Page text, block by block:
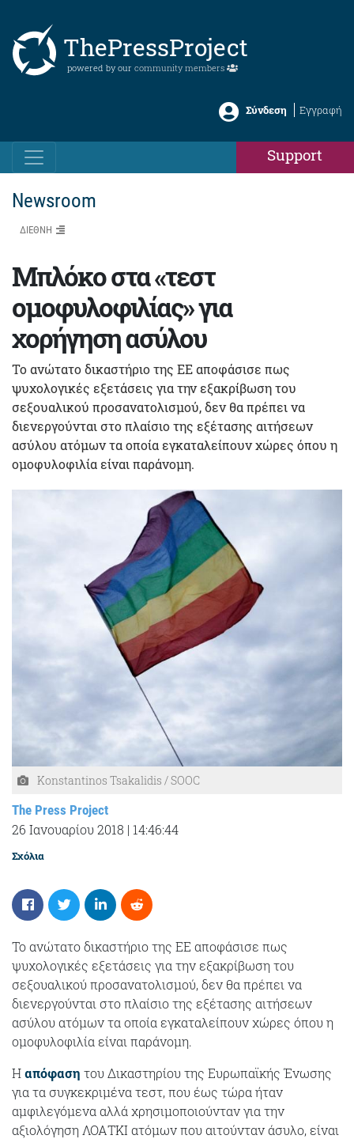
ThePressProject
powered by our community members
Σύνδεση Εγγραφή
Support
Newsroom
ΔΙΕΘΝΗ
Μπλόκο στα «τεστ
ομοφυλοφιλίας» για
χορήγηση ασύλου
Το ανώτατο δικαστήριο της ΕΕ αποφάσισε πως
ψυχολογικές εξετάσεις για την εξακρίβωση του
σεξουαλικού προσανατολισμού, δεν θα πρέπει να
διενεργούνται στο πλαίσιο της εξέτασης αιτήσεων
ασύλου ατόμων τα οποία εγκαταλείπουν χώρες όπου η
ομοφυλοφιλία είναι παράνομη.
Konstantinos Tsakalidis / SOOC
The Press Project
26 Ιανουαρίου 2018 | 14:46:44
Σχόλια
Το ανώτατο δικαστήριο της ΕΕ αποφάσισε πως
ψυχολογικές εξετάσεις για την εξακρίβωση του
σεξουαλικού προσανατολισμού, δεν θα πρέπει να
διενεργούνται στο πλαίσιο της εξέτασης αιτήσεων
ασύλου ατόμων τα οποία εγκαταλείπουν χώρες όπου η
ομοφυλοφιλία είναι παράνομη.
Ηαπόφαση του Δικαστηρίου της Ευρωπαϊκής Ένωσης
για τα συγκεκριμένα τεστ, που έως τώρα ήταν
αμφιλεγόμενα αλλά χρησιμοποιούνταν για την
αξιολόγηση ΛΟΑΤΚΙ ατόμων που αιτούνταν άσυλο, είναι